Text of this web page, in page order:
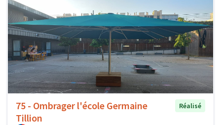
75 - Ombrager l'école Germaine
Tillion
Réalisé